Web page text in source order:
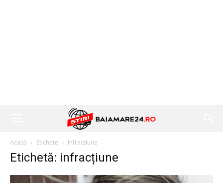
Acasă Etichete Infracțiune
Etichetă: infracțiune